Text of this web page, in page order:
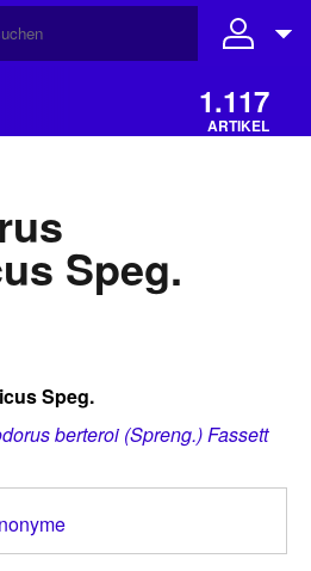
1.117
ARTIKEL
Speg.
Speg.
berteroi (Spreng.) Fassett